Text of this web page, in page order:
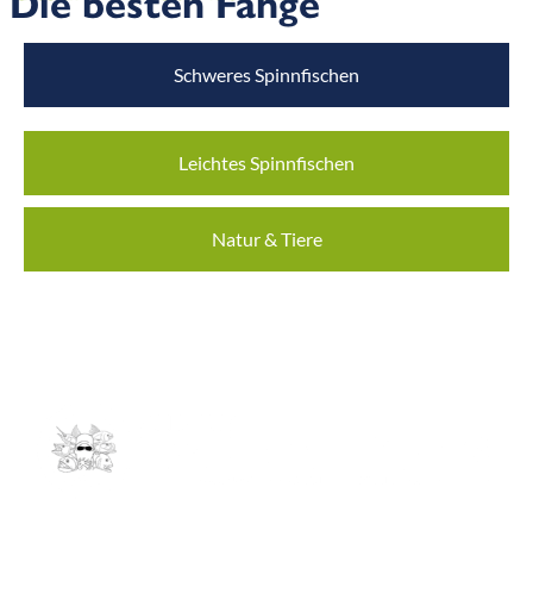
Schweres Spinnfischen
Leichtes Spinnfischen
Natur & Tiere